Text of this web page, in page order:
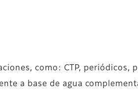
como: CTP, periódicos,
a base de agua